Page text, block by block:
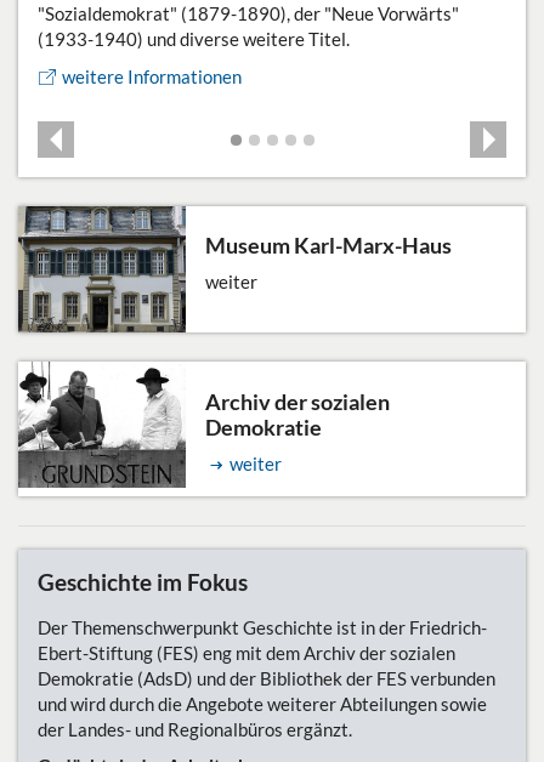
"Sozialdemokrat" (1879-1890), der "Neue Vorwärts"
(1933-1940) und diverse weitere Titel.
weitere Informationen
Museum Karl-Marx-Haus
weiter
Archiv der sozialen
Demokratie
weiter
Geschichte im Fokus
Der Themenschwerpunkt Geschichte ist in der Friedrich-
Ebert-Stiftung (FES) eng mit dem Archiv der sozialen
Demokratie (AdsD) und der Bibliothek der FES verbunden
und wird durch die Angebote weiterer Abteilungen sowie
der Landes- und Regionalbüros ergänzt.